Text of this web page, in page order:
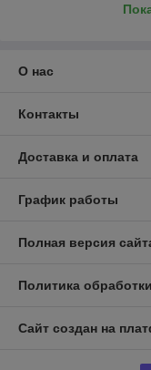
О нас
Контакты
Доставка и оплата
График работы
Полная версия
Политика
Сайт создан на